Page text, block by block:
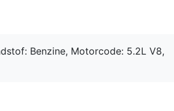
Benzine, Motorcode: 5.2L V8,